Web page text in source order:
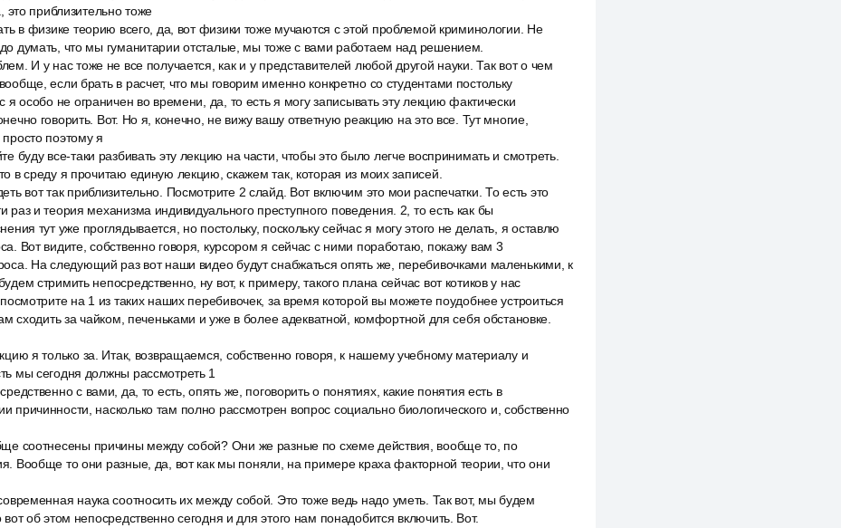
это приблизительно тоже
в физике теорию всего, да, вот физики тоже мучаются с этой проблемой криминологии. Не
думать, что мы гуманитарии отсталые, мы тоже с вами работаем над решением.
И у нас тоже не все получается, как и у представителей любой другой науки. Так вот о чем
если брать в расчет, что мы говорим именно конкретно со студентами постольку
я особо не ограничен во времени, да, то есть я могу записывать эту лекцию фактически
говорить. Вот. Но я, конечно, не вижу вашу ответную реакцию на это все. Тут многие,
поэтому я
буду все-таки разбивать эту лекцию на части, чтобы это было легче воспринимать и смотреть.
в среду я прочитаю единую лекцию, скажем так, которая из моих записей.
вот так приблизительно. Посмотрите 2 слайд. Вот включим это мои распечатки. То есть это
раз и теория механизма индивидуального преступного поведения. 2, то есть как бы
тут уже проглядывается, но постольку, поскольку сейчас я могу этого не делать, я оставлю
Вот видите, собственно говоря, курсором я сейчас с ними поработаю, покажу вам 3
На следующий раз вот наши видео будут снабжаться опять же, перебивочками маленькими, к
стримить непосредственно, ну вот, к примеру, такого плана сейчас вот котиков у нас
на 1 из таких наших перебивочек, за время которой вы можете поудобнее устроиться
сходить за чайком, печеньками и уже в более адекватной, комфортной для себя обстановке.
я только за. Итак, возвращаемся, собственно говоря, к нашему учебному материалу и
мы сегодня должны рассмотреть 1
с вами, да, то есть, опять же, поговорить о понятиях, какие понятия есть в
причинности, насколько там полно рассмотрен вопрос социально биологического и, собственно
соотнесены причины между собой? Они же разные по схеме действия, вообще то, по
Вообще то они разные, да, вот как мы поняли, на примере краха факторной теории, что они
наука соотносить их между собой. Это тоже ведь надо уметь. Так вот, мы будем
вот об этом непосредственно сегодня и для этого нам понадобится включить. Вот.